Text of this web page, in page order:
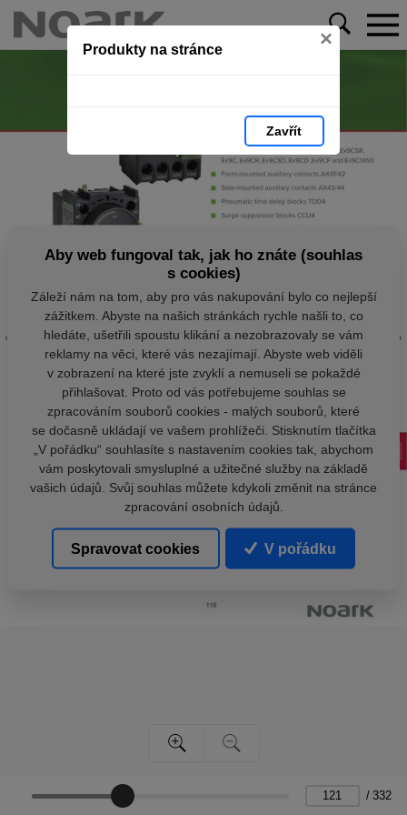
Produkty na stránce ×
Zavřít
/ 332
Aby web fungoval tak, jak ho znáte (souhlas
s cookies)
Záleží nám na tom, aby pro vás nakupování bylo co nejlepší
zážitkem. Abyste na našich stránkách rychle našli to, co
hledáte, ušetřili spoustu klikání a nezobrazovaly se vám
reklamy na věci, které vás nezajímají. Abyste web viděli
v zobrazení na které jste zvyklí a nemuseli se pokaždé
přihlašovat. Proto od vás potřebujeme souhlas se
zpracováním souborů cookies - malých souborů, které
se dočasně ukládají ve vašem prohlížeči. Stisknutím tlačítka
„V pořádku“ souhlasíte s nastavením cookies tak, abychom
vám poskytovali smysluplné a užitečné služby na základě
vašich údajů. Svůj souhlas můžete kdykoli změnit na stránce
zpracování osobních údajů.
Spravovat cookies V pořádku